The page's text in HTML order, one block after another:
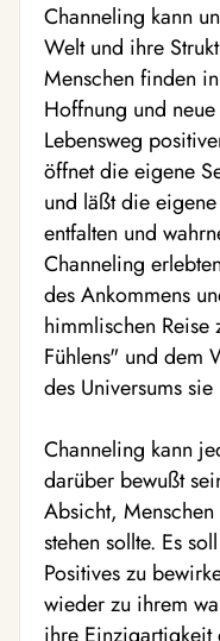
Channeling kann
Welt und ihre
Menschen finden
Hoffnung und
Lebensweg
öffnet die eigene
und läßt die
entfalten und
Channeling
des Ankommens
himmlischen
Fühlens" und dem
des Universums
Channeling kann
darüber bewußt
Absicht,
stehen sollte. Es
Positives zu
wieder zu ihrem